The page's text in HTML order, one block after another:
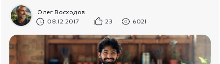
Олег Восходов
08.12.2017
23 6021